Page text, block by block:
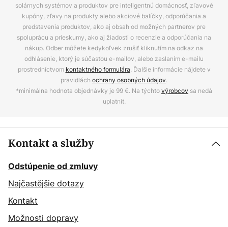
solárnych systémov a produktov pre inteligentnú domácnosť, zľavové
kupóny, zľavy na produkty alebo akciové balíčky, odporúčania a
predstavenia produktov, ako aj obsah od možných partnerov pre
spoluprácu a prieskumy, ako aj žiadosti o recenzie a odporúčania na
nákup. Odber môžete kedykoľvek zrušiť kliknutím na odkaz na
odhlásenie, ktorý je súčasťou e-mailov, alebo zaslaním e-mailu
prostredníctvom kontaktného formulára. Ďalšie informácie nájdete v
pravidlách ochrany osobných údajov.
*minimálna hodnota objednávky je 99 €. Na týchtovýrobcov sa nedá
uplatniť.
Kontakt a služby
Odstúpenie od zmluvy
Najčastějšie dotazy
Kontakt
Možnosti dopravy